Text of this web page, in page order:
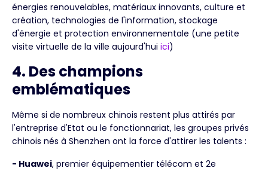
énergies renouvelables, matériaux innovants, culture et
création, technologies de l'information, stockage
d'énergie et protection environnementale (une petite
visite virtuelle de la ville aujourd'hui ici)
4. Des champions
emblématiques
Même si de nombreux chinois restent plus attirés par
l'entreprise d'Etat ou le fonctionnariat, les groupes privés
chinois nés à Shenzhen ont la force d'attirer les talents :
- Huawei, premier équipementier télécom et 2e